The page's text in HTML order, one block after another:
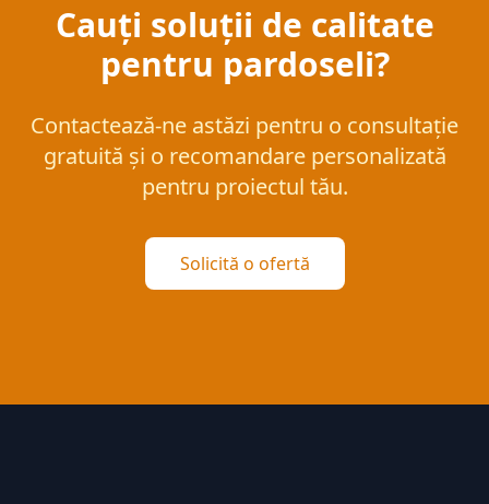
Cauți soluții de calitate
pentru pardoseli?
Contactează-ne astăzi pentru o consultație
gratuită și o recomandare personalizată
pentru proiectul tău.
Solicită o ofertă